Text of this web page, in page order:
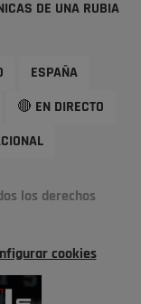
DE UNA RUBIA
ESPAÑA
🔴 EN DIRECTO
los derechos
cookies